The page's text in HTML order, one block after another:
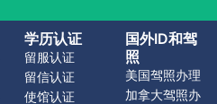
学历认证
留服认证
留信认证
使馆认证
国外ID和驾
照
美国驾照办理
加拿大驾照办